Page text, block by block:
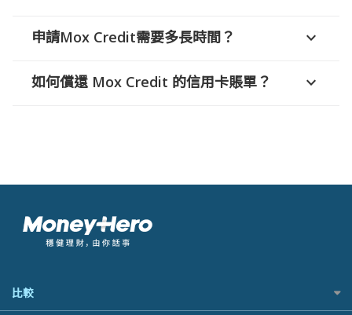
申請Mox Credit需要多長時間？ expand_more
如何償還 Mox Credit 的信用卡賬單？ expand_more
比較